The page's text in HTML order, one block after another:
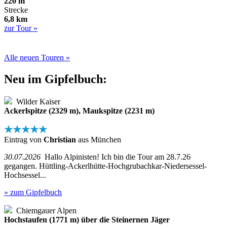
Strecke
6,8 km
zur Tour »
Alle neuen Touren »
Neu im Gipfelbuch:
Wilder Kaiser
Ackerlspitze (2329 m), Maukspitze (2231 m)
★★★★★
Eintrag von Christian aus München
30.07.2026 Hallo Alpinisten! Ich bin die Tour am 28.7.26
gegangen. Hüttling-Ackerlhütte-Hochgrubachkar-Niedersessel-
Hochsessel...
» zum Gipfelbuch
Chiemgauer Alpen
Hochstaufen (1771 m) über die Steinernen Jäger